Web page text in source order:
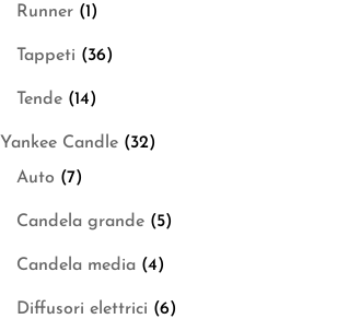
Runner (1)
Tappeti (36)
Tende (14)
Yankee Candle (32)
Auto (7)
Candela grande (5)
Candela media (4)
Diffusori elettrici (6)